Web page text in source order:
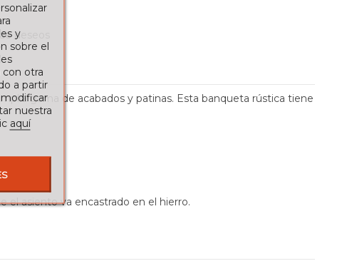
deseos
gama de acabados y patinas. Esta banqueta rústica tiene
el asiento va encastrado en el hierro.
y
sobre el
con otra
a partir
nuestra
aquí